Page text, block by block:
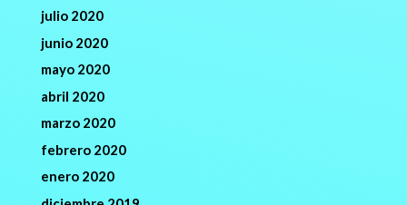
julio 2020
junio 2020
mayo 2020
abril 2020
marzo 2020
febrero 2020
enero 2020